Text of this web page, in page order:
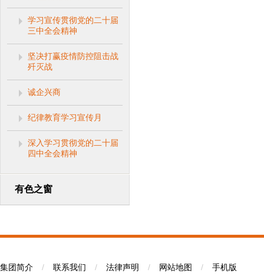
学习宣传贯彻党的二十届
三中全会精神
坚决打赢疫情防控阻击战
歼灭战
诚企兴商
纪律教育学习宣传月
深入学习贯彻党的二十届
四中全会精神
有色之窗
集团简介 / 联系我们 / 法律声明 / 网站地图 / 手机版